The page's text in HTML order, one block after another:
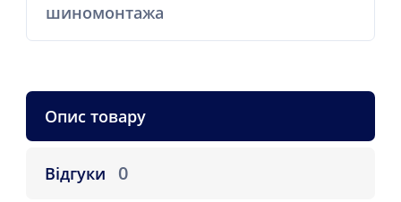
шиномонтажа
Опис товару
Відгуки 0